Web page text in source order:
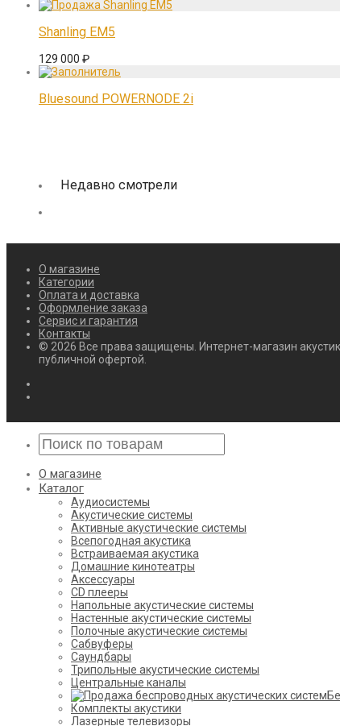
Shanling EM5
129 000 ₽
Bluesound POWERNODE 2i
Недавно смотрели
О магазине
Категории
Оплата и доставка
Оформление заказа
Сервис и гарантия
Контакты
© 2026 Все права защищены. Интернет-магазин
публичной офертой.
О магазине
Каталог
Аудиосистемы
Акустические системы
Активные акустические системы
Всепогодная акустика
Встраиваемая акустика
Домашние кинотеатры
Аксессуары
CD плееры
Напольные акустические системы
Настенные акустические системы
Полочные акустические системы
Сабвуферы
Саундбары
Трипольные акустические системы
Центральные каналы
Комплекты акустики
Лазерные телевизоры